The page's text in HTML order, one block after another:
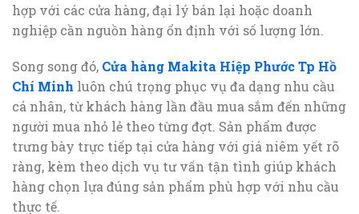
hợp với các cửa hàng, đại lý bán lại hoặc doanh
nghiệp cần nguồn hàng ổn định với số lượng lớn.
Song song đó, Cửa hàng Makita Hiệp Phước Tp Hồ
Chí Minh luôn chú trọng phục vụ đa dạng nhu cầu
cá nhân, từ khách hàng lần đầu mua sắm đến những
người mua nhỏ lẻ theo từng đợt. Sản phẩm được
trưng bày trực tiếp tại cửa hàng với giá niêm yết rõ
ràng, kèm theo dịch vụ tư vấn tận tình giúp khách
hàng chọn lựa đúng sản phẩm phù hợp với nhu cầu
thực tế.